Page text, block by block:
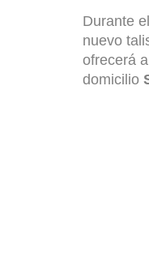
Durante
nuevo
ofrecerá
domicilio